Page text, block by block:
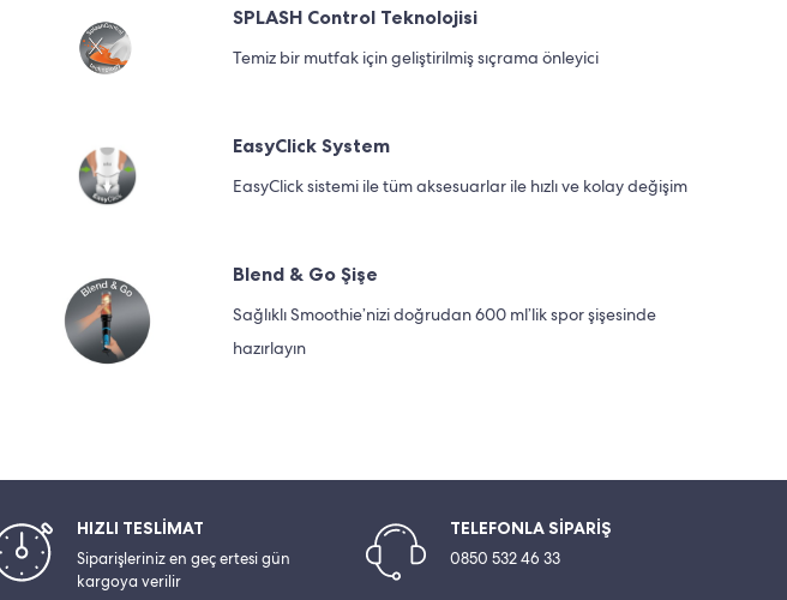
SPLASH Control Teknolojisi
Temiz bir mutfak için geliştirilmiş sıçrama önleyici
EasyClick System
EasyClick sistemi ile tüm aksesuarlar ile hızlı ve kolay değişim
Blend & Go Şişe
Sağlıklı Smoothie’nizi doğrudan 600 ml’lik spor şişesinde
hazırlayın
HIZLI TESLİMAT
Siparişleriniz en geç ertesi gün
kargoya verilir
TELEFONLA SİPARİŞ
0850 532 46 33